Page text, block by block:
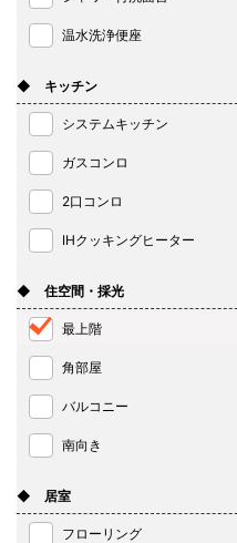
温水洗浄便座
◆ キッチン
システムキッチン
ガスコンロ
2口コンロ
IHクッキングヒーター
◆ 住空間・採光
最上階
角部屋
バルコニー
南向き
◆ 居室
フローリング